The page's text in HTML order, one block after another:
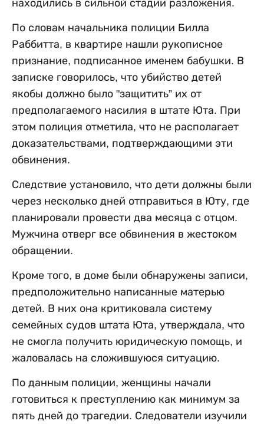
находились в сильной стадии разложения.
По словам начальника полиции Билла
Раббитта, в квартире нашли рукописное
признание, подписанное именем бабушки. В
записке говорилось, что убийство детей
якобы должно было "защитить” их от
предполагаемого насилия в штате Юта. При
этом полиция отметила, что не располагает
доказательствами, подтверждающими эти
обвинения.
Следствие установило, что дети должны были
через несколько дней отправиться в Юту, где
планировали провести два месяца с отцом.
Мужчина отверг все обвинения в жестоком
обращении.
Кроме того, в доме были обнаружены записи,
предположительно написанные матерью
детей. В них она критиковала систему
семейных судов штата Юта, утверждала, что
не смогла получить юридическую помощь, и
жаловалась на сложившуюся ситуацию.
По данным полиции, женщины начали
готовиться к преступлению как минимум за
пять дней до трагедии. Следователи изучили